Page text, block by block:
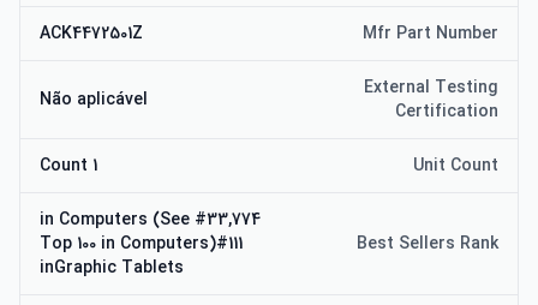
Mfr Part Number
ACK4472501Z
External Testing
Certification
Não aplicável
Unit Count
1 Count
Best Sellers Rank
#33,774 in Computers (See
Top 100 in Computers)#111
inGraphic Tablets